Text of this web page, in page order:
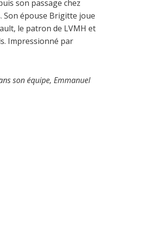
son passage chez
Son épouse Brigitte joue
le patron de LVMH et
Impressionné par
son équipe, Emmanuel